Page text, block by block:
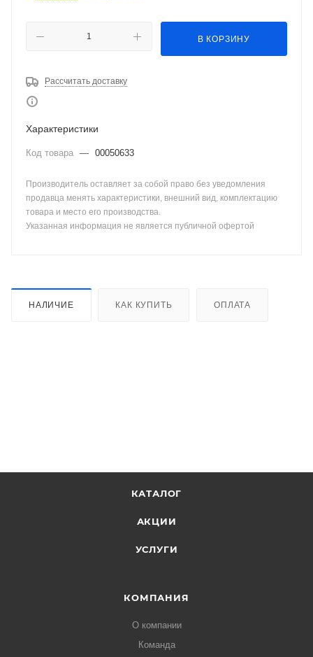
В КОРЗИНУ
Рассчитать доставку
Характеристики
Код товара — 00050633
Производитель оставляет за собой право без уведомления
продавца менять характеристики, внешний вид, комплектацию
товара и место его производства.
Указанная информация не является публичной офертой
НАЛИЧИЕ КАК КУПИТЬ ОПЛАТА
КАТАЛОГ
АКЦИИ
УСЛУГИ
КОМПАНИЯ
О компании
Команда